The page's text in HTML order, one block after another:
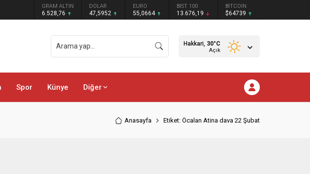
GRAM ALTIN
6.528,76
DOLAR
47,5952
EURO
55,0664
BIST 100
13.676,19
BITCOIN
$64739
Hakkari, 30°C
Açık
Spor Künye Diğer
Anasayfa Etiket: Öcalan Atina dava 22 Şubat